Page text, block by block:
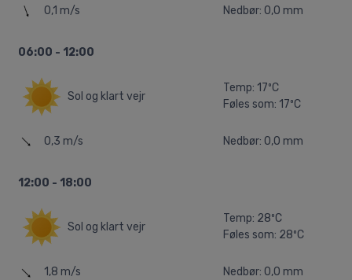
0,1 m/s Nedbør: 0,0 mm
06:00 - 12:00
Sol og klart vejr
Temp: 17ºC
Føles som: 17ºC
0,3 m/s Nedbør: 0,0 mm
12:00 - 18:00
Sol og klart vejr
Temp: 28ºC
Føles som: 28ºC
1,8 m/s Nedbør: 0,0 mm